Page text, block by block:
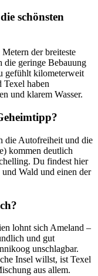
schönsten
der breiteste
die geringe Bebauung
gefühlt kilometerweit
Texel haben
und klarem Wasser.
die Autofreiheit und die
kommen deutlich
Du findest hier
Wald und einen der
lohnt sich Ameland –
und gut
unschlagbar.
Insel willst, ist Texel
aus allem.